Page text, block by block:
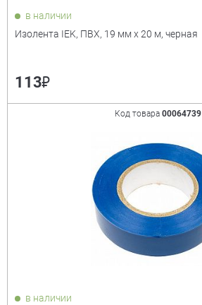
поливинилхлорид
в наличии
Изолента IEK, ПВХ, 19 мм х 20 м, черная
113₽
Код товара 00064739
в наличии